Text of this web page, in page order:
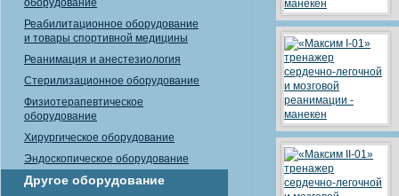
оборудование
Реабилитационное оборудование
и товары спортивной медицины
Реанимация и анестезиология
Стерилизационное оборудование
Физиотерапевтическое
оборудование
Хирургическое оборудование
Эндоскопическое оборудование
Другое оборудование